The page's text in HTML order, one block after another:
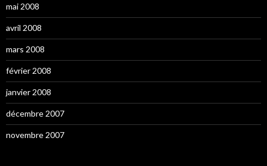
mai 2008
avril 2008
mars 2008
février 2008
janvier 2008
décembre 2007
novembre 2007